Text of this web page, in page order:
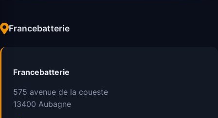
Francebatterie
Francebatterie
575 avenue de la coueste
13400 Aubagne